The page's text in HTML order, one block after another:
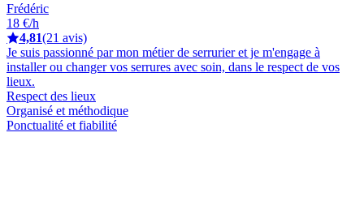
Frédéric
18 €/h
4,81(21 avis)
Je suis passionné par mon métier de serrurier et je m'engage à
installer ou changer vos serrures avec soin, dans le respect de vos
lieux.
Respect des lieux
Organisé et méthodique
Ponctualité et fiabilité